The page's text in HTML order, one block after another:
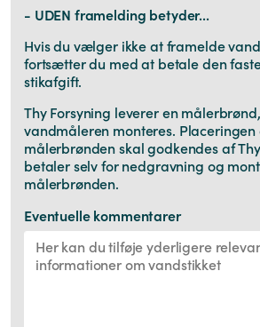
- UDEN framelding betyder...
Hvis du vælger ikke at framelde
fortsætter du med at betale den
stikafgift.
Thy Forsyning leverer en
vandmåleren monteres. Placeringen
målerbrønden skal godkendes af
betaler selv for nedgravning og
målerbrønden.
Eventuelle kommentarer